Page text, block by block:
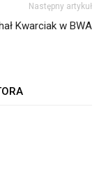
Następny artykuł
Kwarciak w BWA